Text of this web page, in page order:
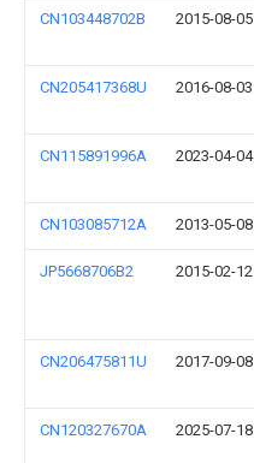
CN103448702B 2015-08-05
CN205417368U 2016-08-03
CN115891996A 2023-04-04
CN103085712A 2013-05-08
JP5668706B2 2015-02-12
CN206475811U 2017-09-08
CN120327670A 2025-07-18